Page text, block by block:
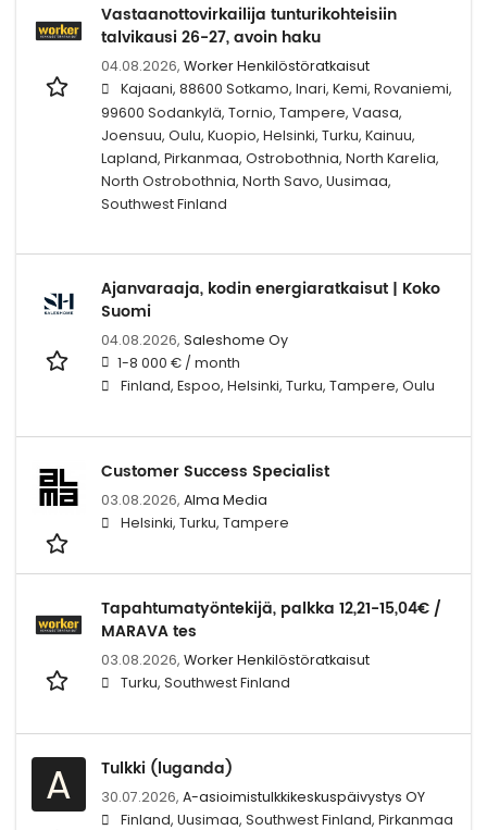
Vastaanottovirkailija tunturikohteisiin
talvikausi 26-27, avoin haku
04.08.2026, Worker Henkilöstöratkaisut
Kajaani, 88600 Sotkamo, Inari, Kemi, Rovaniemi,
99600 Sodankylä, Tornio, Tampere, Vaasa,
Joensuu, Oulu, Kuopio, Helsinki, Turku, Kainuu,
Lapland, Pirkanmaa, Ostrobothnia, North Karelia,
North Ostrobothnia, North Savo, Uusimaa,
Southwest Finland
Ajanvaraaja, kodin energiaratkaisut | Koko
Suomi
04.08.2026, Saleshome Oy
1-8 000 € / month
Finland, Espoo, Helsinki, Turku, Tampere, Oulu
Customer Success Specialist
03.08.2026, Alma Media
Helsinki, Turku, Tampere
Tapahtumatyöntekijä, palkka 12,21-15,04€ /
MARAVA tes
03.08.2026, Worker Henkilöstöratkaisut
Turku, Southwest Finland
A Tulkki (luganda)
30.07.2026, A-asioimistulkkikeskuspäivystys OY
Finland, Uusimaa, Southwest Finland, Pirkanmaa